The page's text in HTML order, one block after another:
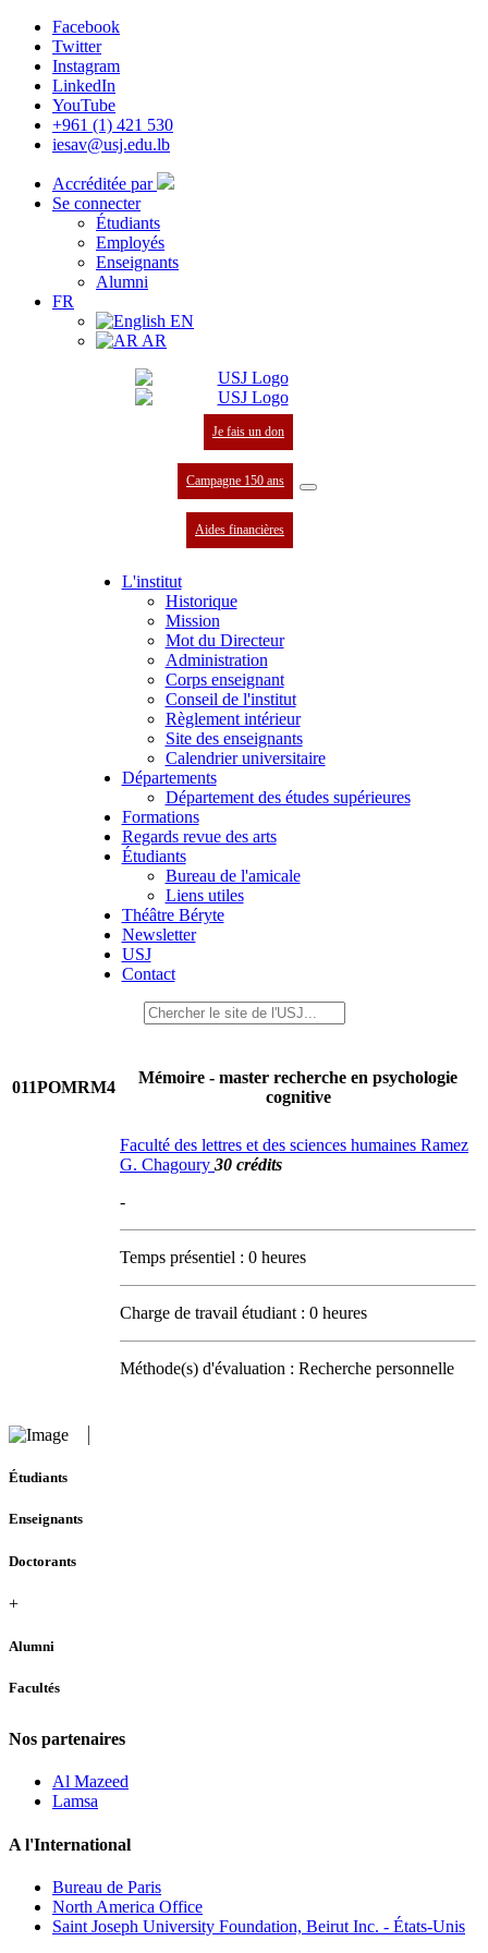
Facebook
Twitter
Instagram
LinkedIn
YouTube
+961 (1) 421 530
iesav@usj.edu.lb
Accréditée par
Se connecter
Étudiants
Employés
Enseignants
Alumni
FR
EN
AR
Je fais un don
Campagne 150 ans
Aides financières
L'institut
Historique
Mission
Mot du Directeur
Administration
Corps enseignant
Conseil de l'institut
Règlement intérieur
Site des enseignants
Calendrier universitaire
Départements
Département des études supérieures
Formations
Regards revue des arts
Étudiants
Bureau de l'amicale
Liens utiles
Théâtre Béryte
Newsletter
USJ
Contact
011POMRM4
Mémoire - master recherche en psychologie
cognitive
Faculté des lettres et des sciences humaines Ramez
G. Chagoury 30 crédits
-
Temps présentiel : 0 heures
Charge de travail étudiant : 0 heures
Méthode(s) d'évaluation : Recherche personnelle
Étudiants
Enseignants
Doctorants
+
Alumni
Facultés
Nos partenaires
Al Mazeed
Lamsa
A l'International
Bureau de Paris
North America Office
Saint Joseph University Foundation, Beirut Inc. - États-Unis